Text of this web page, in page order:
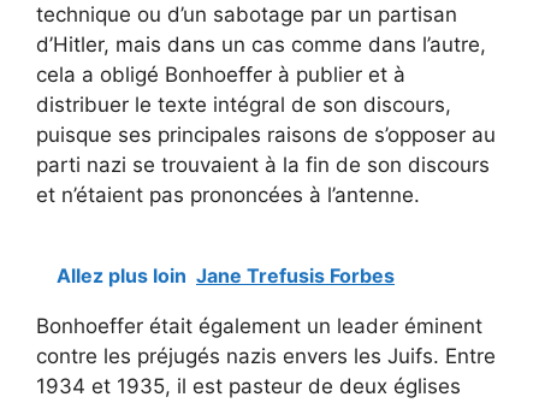
technique ou d’un sabotage par un partisan
d’Hitler, mais dans un cas comme dans l’autre,
cela a obligé Bonhoeffer à publier et à
distribuer le texte intégral de son discours,
puisque ses principales raisons de s’opposer au
parti nazi se trouvaient à la fin de son discours
et n’étaient pas prononcées à l’antenne.
Allez plus loin Jane Trefusis Forbes
Bonhoeffer était également un leader éminent
contre les préjugés nazis envers les Juifs. Entre
1934 et 1935, il est pasteur de deux églises